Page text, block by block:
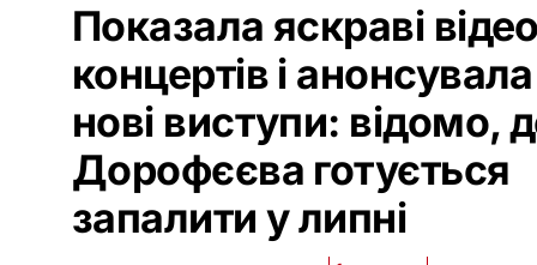
Показала яскраві
концертів і анонсувала
нові виступи: відомо,
Дорофєєва готується
запалити у липні